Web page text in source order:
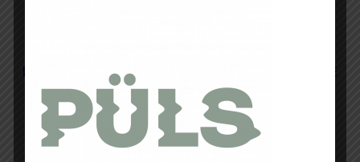
INSCRIPTIONS AUX MUSÉE DES BEAUX-ARTS DE
LYON
Pour cette 10ème édition, les participants
auront le privilège de retirer leur dossard dans
le cadre magnifique du Musée des Beaux-Arts